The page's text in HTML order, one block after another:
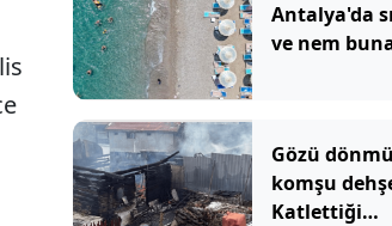
Antalya'da
ve nem
Gözü
komşu
Katlettiği